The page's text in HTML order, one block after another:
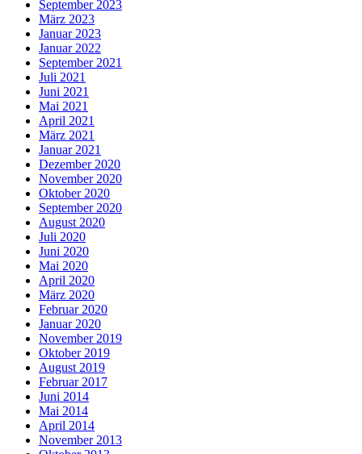
September 2023
März 2023
Januar 2023
Januar 2022
September 2021
Juli 2021
Juni 2021
Mai 2021
April 2021
März 2021
Januar 2021
Dezember 2020
November 2020
Oktober 2020
September 2020
August 2020
Juli 2020
Juni 2020
Mai 2020
April 2020
März 2020
Februar 2020
Januar 2020
November 2019
Oktober 2019
August 2019
Februar 2017
Juni 2014
Mai 2014
April 2014
November 2013